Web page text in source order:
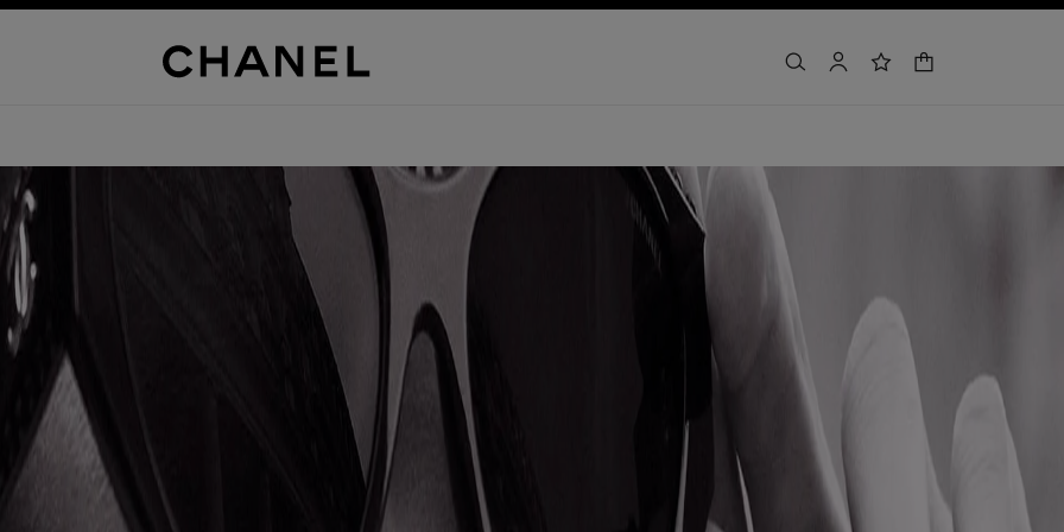
recherchermon compteliste de souhaits
panier